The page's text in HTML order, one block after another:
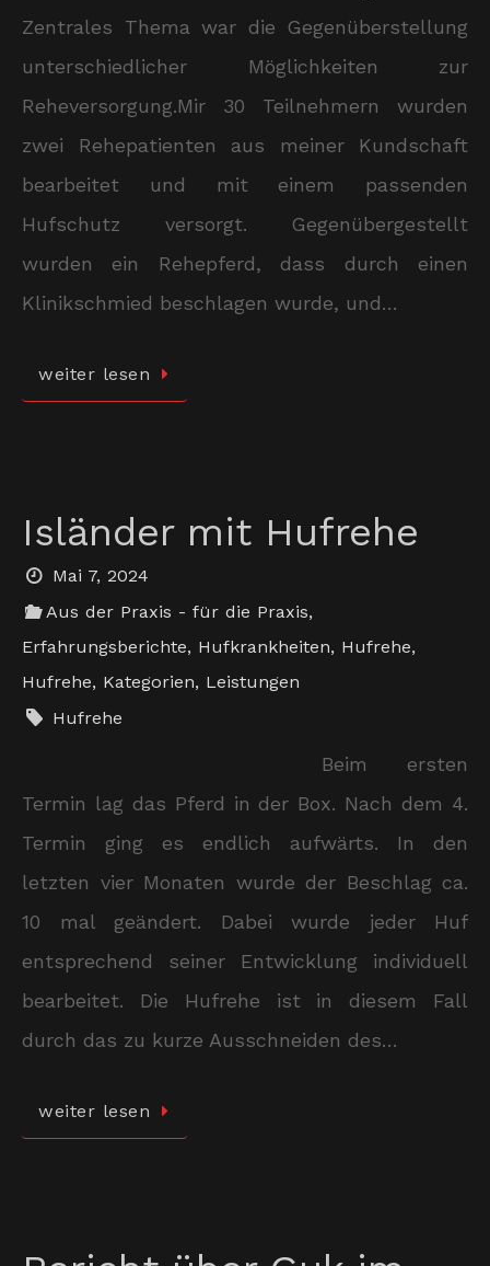
Zentrales Thema war die Gegenüberstellung
unterschiedlicher Möglichkeiten zur
Reheversorgung.Mir 30 Teilnehmern wurden
zwei Rehepatienten aus meiner Kundschaft
bearbeitet und mit einem passenden
Hufschutz versorgt. Gegenübergestellt
wurden ein Rehepferd, dass durch einen
Klinikschmied beschlagen wurde, und…
weiter lesen
Isländer mit Hufrehe
Mai 7, 2024
Aus der Praxis - für die Praxis,
Erfahrungsberichte, Hufkrankheiten, Hufrehe,
Hufrehe, Kategorien, Leistungen
Hufrehe
Beim ersten
Termin lag das Pferd in der Box. Nach dem 4.
Termin ging es endlich aufwärts. In den
letzten vier Monaten wurde der Beschlag ca.
10 mal geändert. Dabei wurde jeder Huf
entsprechend seiner Entwicklung individuell
bearbeitet. Die Hufrehe ist in diesem Fall
durch das zu kurze Ausschneiden des…
weiter lesen